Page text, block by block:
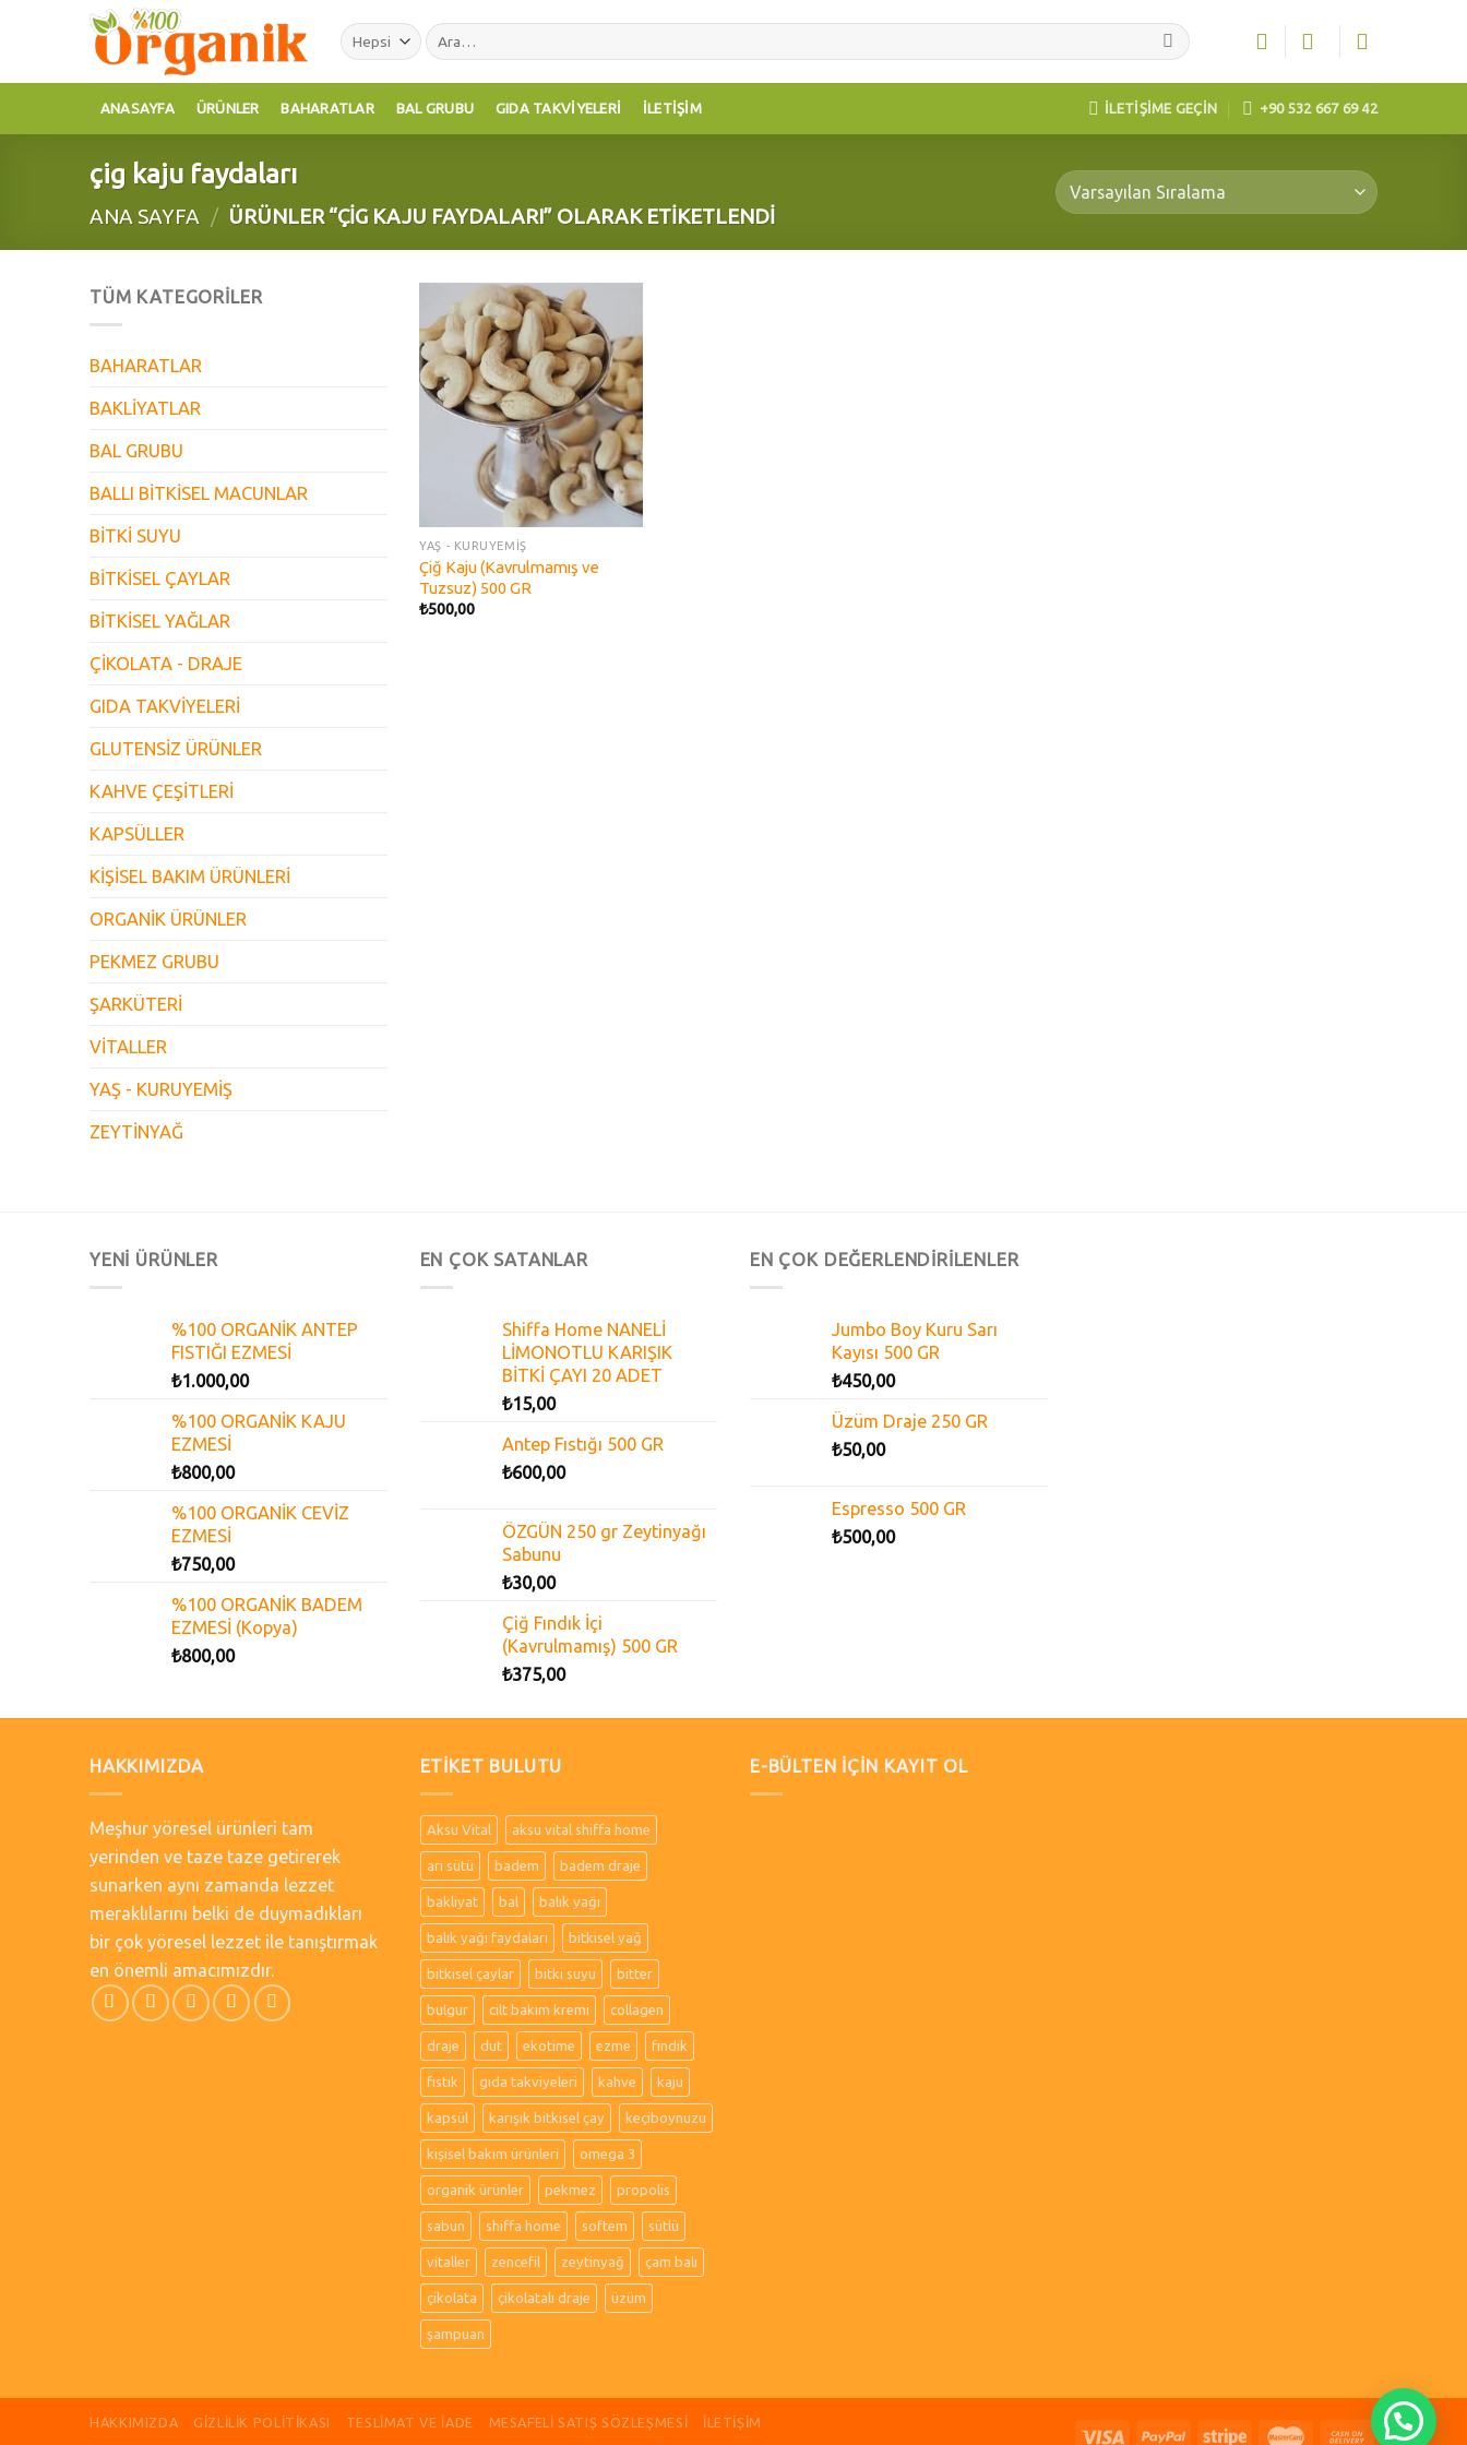
Ara:
ANASAYFA ÜRÜNLER BAHARATLAR BAL GRUBU GIDA TAKVIYELERI İLETIŞIM İLETİŞİME GEÇİN +90 532 667 69 42
çig kaju faydaları
ANA SAYFA / ÜRÜNLER “ÇIG KAJU FAYDALARI” OLARAK ETIKETLENDI
TÜM KATEGORILER
BAHARATLAR
BAKLİYATLAR
BAL GRUBU
BALLI BİTKİSEL MACUNLAR
BİTKİ SUYU
BİTKİSEL ÇAYLAR
BİTKİSEL YAĞLAR
ÇİKOLATA - DRAJE
GIDA TAKVİYELERİ
GLUTENSİZ ÜRÜNLER
KAHVE ÇEŞİTLERİ
KAPSÜLLER
KİŞİSEL BAKIM ÜRÜNLERİ
ORGANİK ÜRÜNLER
PEKMEZ GRUBU
ŞARKÜTERİ
VİTALLER
YAŞ - KURUYEMİŞ
ZEYTİNYAĞ
Add to
wishlist
YAŞ - KURUYEMİŞ
Çiğ Kaju (Kavrulmamış ve
Tuzsuz) 500 GR
₺500,00
YENİ ÜRÜNLER
%100 ORGANİK ANTEP
FISTIĞI EZMESİ
₺1.000,00
%100 ORGANİK KAJU
EZMESİ
₺800,00
%100 ORGANİK CEVİZ
EZMESİ
₺750,00
%100 ORGANİK BADEM
EZMESİ (Kopya)
₺800,00
EN ÇOK SATANLAR
Shiffa Home NANELİ
LİMONOTLU KARIŞIK
BİTKİ ÇAYI 20 ADET
₺15,00
Antep Fıstığı 500 GR
₺600,00
ÖZGÜN 250 gr Zeytinyağı
Sabunu
₺30,00
Çiğ Fındık İçi
(Kavrulmamış) 500 GR
₺375,00
EN ÇOK DEĞERLENDİRİLENLER
Jumbo Boy Kuru Sarı
Kayısı 500 GR
₺450,00
Üzüm Draje 250 GR
₺50,00
Espresso 500 GR
₺500,00
HAKKIMIZDA
Meşhur yöresel ürünleri tam
yerinden ve taze taze getirerek
sunarken aynı zamanda lezzet
meraklılarını belki de duymadıkları
bir çok yöresel lezzet ile tanıştırmak
en önemli amacımızdır.
ETIKET BULUTU
Aksu Vital aksu vital shiffa home
arı sütü badem badem draje
bakliyat bal balık yağı
balık yağı faydaları bitkisel yağ
bitkisel çaylar bitki suyu bitter
bulgur cilt bakım kremi collagen
draje dut ekotime ezme fındık
fıstık gıda takviyeleri kahve kaju
kapsül karışık bitkisel çay keçiboynuzu
kişisel bakım ürünleri omega 3
organik ürünler pekmez propolis
sabun shiffa home softem sütlü
vitaller zencefil zeytinyağ çam balı
çikolata çikolatalı draje üzüm
şampuan
E-BÜLTEN İÇİN KAYIT OL
HAKKIMIZDA GIZLILIK POLITIKASI TESLIMAT VE İADE MESAFELI SATIŞ SÖZLEŞMESI İLETIŞIM